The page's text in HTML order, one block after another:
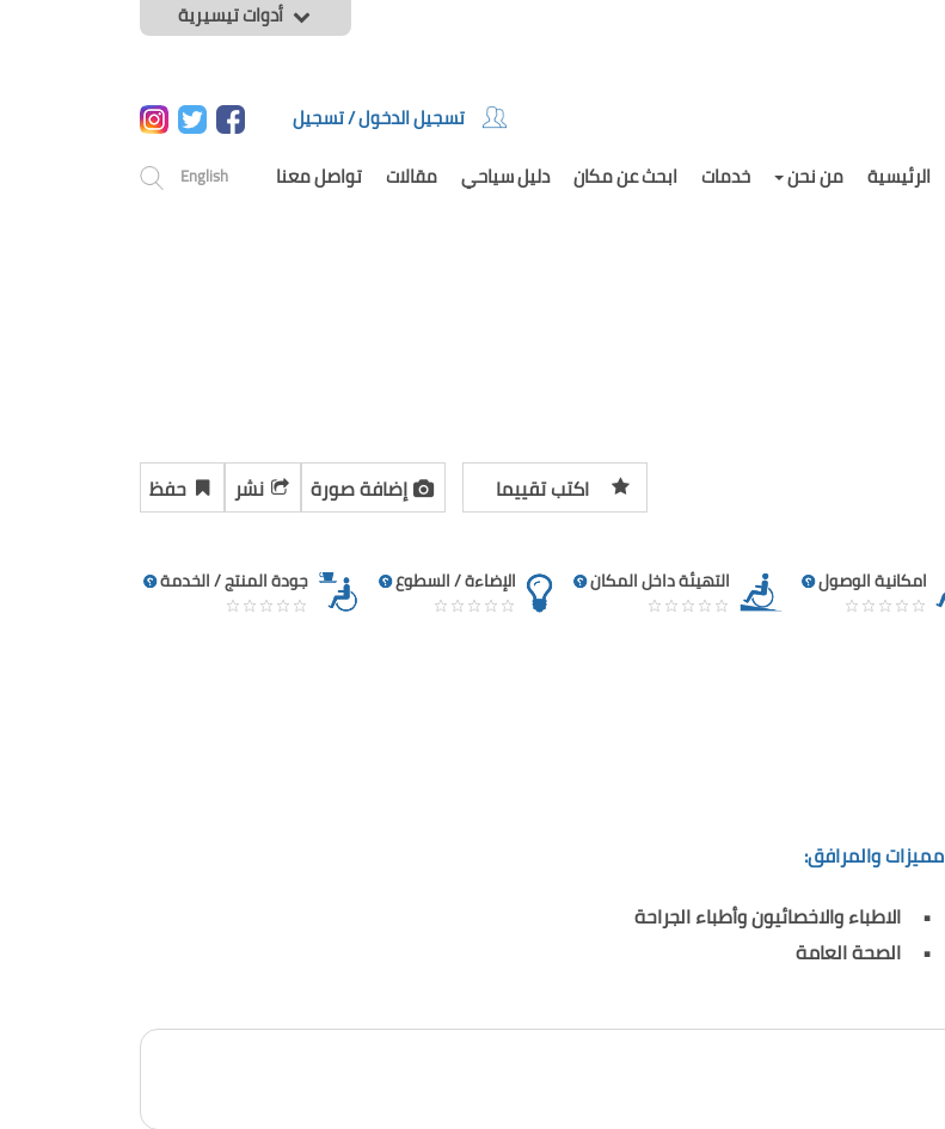
أدوات تيسيرية
تسجيل الدخول / تسجيل
English الرئيسية من نحن خدمات ابحث عن مكان دليل سياحي مقالات تواصل معنا
اكتب تقييما إضافة صورة نشر حفظ
امكانية الوصول التهيئة داخل المكان الإضاءة / السطوع جودة المنتج / الخدمة
مميزات والمرافق:
الاطباء والاخصائيون وأطباء الجراحة
الصحة العامة